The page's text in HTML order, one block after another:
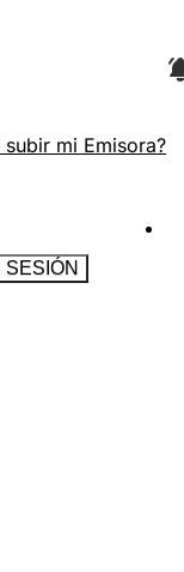
subir mi Emisora?
SESIÓN